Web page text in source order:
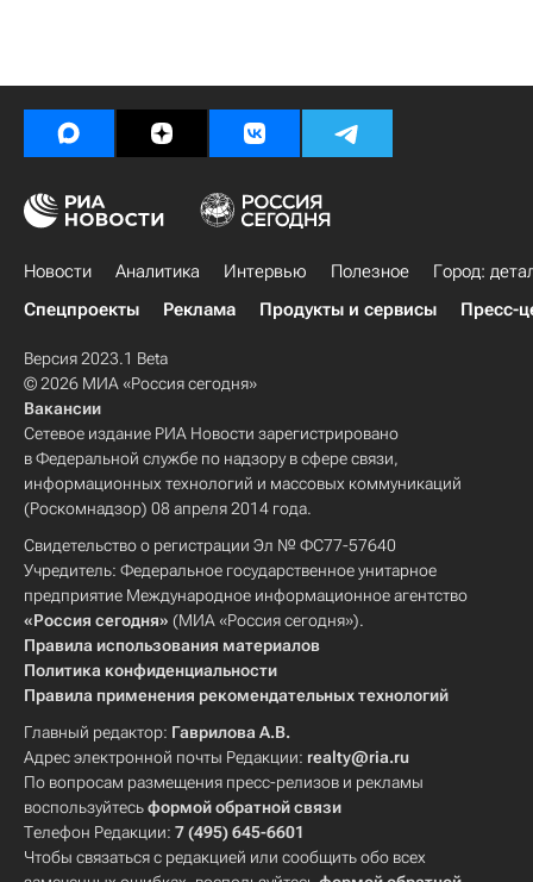
Новости Аналитика Интервью Полезное
Город:
Спецпроекты
Реклама Продукты и сервисы Пресс-
Версия 2023.1 Beta
© 2026 МИА «Россия сегодня»
Вакансии
Сетевое издание РИА Новости зарегистрировано
в Федеральной службе по надзору в сфере связи,
информационных технологий и массовых коммуникаций
(Роскомнадзор) 08 апреля 2014 года.
Свидетельство о регистрации Эл № ФС77-57640
Учредитель: Федеральное государственное унитарное
предприятие Международное информационное агентство
«Россия сегодня» (МИА «Россия сегодня»).
Правила использования материалов
Политика конфиденциальности
Правила применения рекомендательных технологий
Главный редактор: Гаврилова А.В.
Адрес электронной почты Редакции: realty@ria.ru
По вопросам размещения пресс-релизов и рекламы
воспользуйтесьформой обратной связи
Телефон Редакции: 7 (495) 645-6601
Чтобы связаться с редакцией или сообщить обо всех